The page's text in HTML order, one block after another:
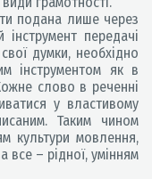
подана лише через
передачі
думки, необхідно
інструментом як в
слово в реченні
у властивому
Таким чином
культури мовлення,
все – рідної, умінням